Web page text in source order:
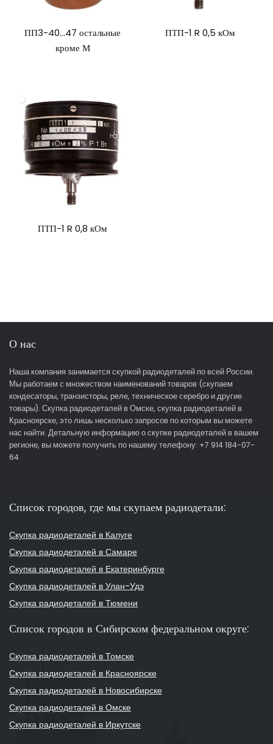
ПП3-40…47 остальные
кроме М
ПТП-1 R 0,5 кОм
ПТП-1 R 0,8 кОм
О нас
Наша компания занимается скупкой радиодеталей по всей России.
Мы работаем с множеством наименований товаров (скупаем
кондесаторы, транзисторы, реле, техническое серебро и другие
товары). Скупка радиодеталей в Омске, скупка радиодеталей в
Красноярске, это лишь несколько запросов по которым вы можете
нас найти. Детальную информацию о скупке радиодеталей в вашем
регионе, вы можете получить по нашему телефону: +7 914 184-07-
64
Список городов, где мы скупаем радиодетали:
Скупка радиодеталей в Калуге
Скупка радиодеталей в Самаре
Скупка радиодеталей в Екатеринбурге
Скупка радиодеталей в Улан-Удэ
Скупка радиодеталей в Тюмени
Список городов в Сибирском федеральном округе:
Скупка радиодеталей в Томске
Скупка радиодеталей в Красноярске
Скупка радиодеталей в Новосибирске
Скупка радиодеталей в Омске
Скупка радиодеталей в Иркутске